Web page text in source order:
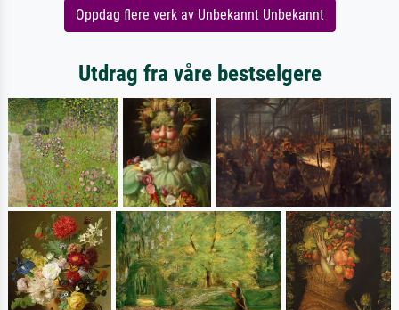
Oppdag flere verk av Unbekannt Unbekannt
Utdrag fra våre bestselgere